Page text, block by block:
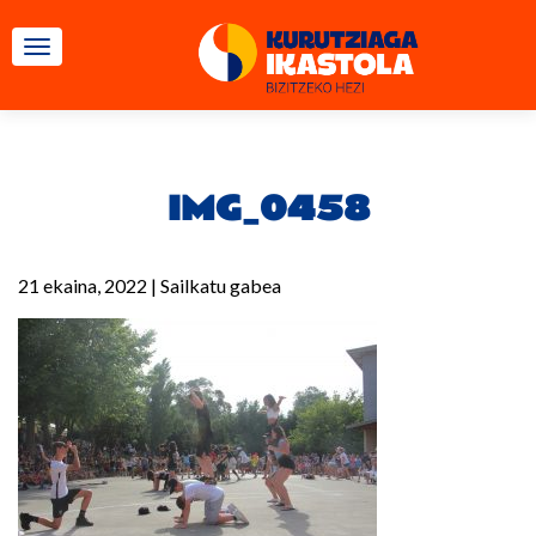
TOGGLE NAVIGATION
IMG_0458
21 ekaina, 2022 | Sailkatu gabea